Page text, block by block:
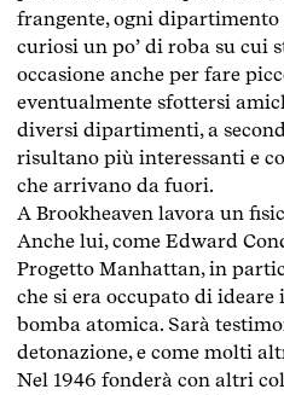
frangente, ogni dipartimento
curiosi un po’ di roba su cui
occasione anche per fare
eventualmente sfottersi
diversi dipartimenti, a
risultano più interessanti e
che arrivano da fuori.
A Brookheaven lavora un
Anche lui, come Edward
Progetto Manhattan, in
che si era occupato di
bomba atomica. Sarà
detonazione, e come molti
Nel 1946 fonderà con altri